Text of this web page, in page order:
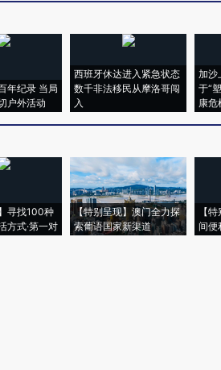
年纪录 当局
户外活动
西班牙休达进入紧急状态
数千非法移民从摩洛哥闯
入
加沙
于“
康危
寻找100种
方式·第一对
【特别呈现】澳门全力探
索葡语国家新渠道
【
间便